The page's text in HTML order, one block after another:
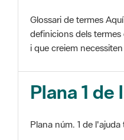
Glossari de termes
definicions dels
i que creiem
Plana 1 de
Plana núm. 1 de